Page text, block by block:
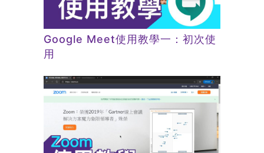
Google Meet使用教學一：初次使
用